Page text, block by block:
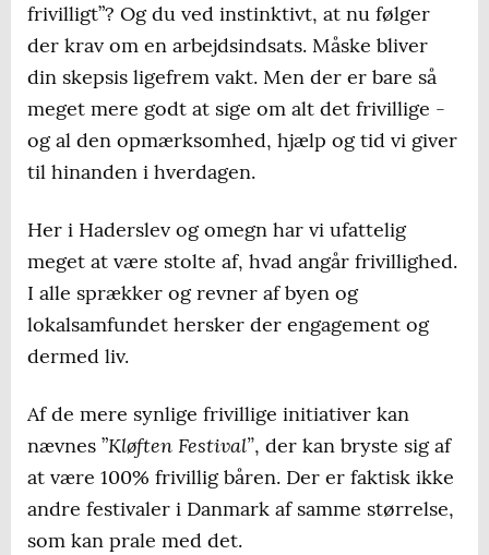
frivilligt”? Og du ved instinktivt, at nu følger
der krav om en arbejdsindsats. Måske bliver
din skepsis ligefrem vakt. Men der er bare så
meget mere godt at sige om alt det frivillige -
og al den opmærksomhed, hjælp og tid vi giver
til hinanden i hverdagen.
Her i Haderslev og omegn har vi ufattelig
meget at være stolte af, hvad angår frivillighed.
I alle sprækker og revner af byen og
lokalsamfundet hersker der engagement og
dermed liv.
Af de mere synlige frivillige initiativer kan
nævnes ”Kløften Festival”, der kan bryste sig af
at være 100% frivillig båren. Der er faktisk ikke
andre festivaler i Danmark af samme størrelse,
som kan prale med det.